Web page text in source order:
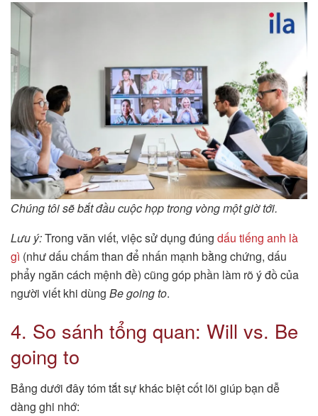
Chúng tôi sẽ bắt đầu cuộc họp trong vòng một giờ tới.
Lưu ý:Trong văn viết, việc sử dụng đúng dấu tiếng anh là
gì (như dấu chấm than để nhấn mạnh bằng chứng, dấu
phẩy ngăn cách mệnh đề) cũng góp phần làm rõ ý đồ của
người viết khi dùng Be going to.
4. So sánh tổng quan: Will vs. Be
going to
Bảng dưới đây tóm tắt sự khác biệt cốt lõi giúp bạn dễ
dàng ghi nhớ: